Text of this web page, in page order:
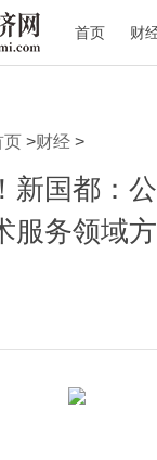
首页 财
页 >财经 >
新国都：
服务领域